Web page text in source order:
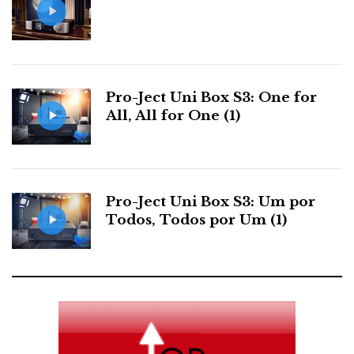
Krell, a acreditar nas declarações de Rondi d'Agostino
à revista Stereophile.
Tal como na política, o que está a dar são as
coligações.
Distribuidor:
a
e
b
w
t
o
g
P
i
Pro-Ject Uni Box S3: One for
All, All for One (1)
Pro-Ject Uni Box S3: Um por
Todos, Todos por Um (1)